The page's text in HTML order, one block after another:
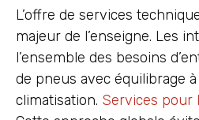
L’offre de services
majeur de l’enseigne. Les
l’ensemble des besoins
de pneus avec équilibrage
climatisation. Services pour